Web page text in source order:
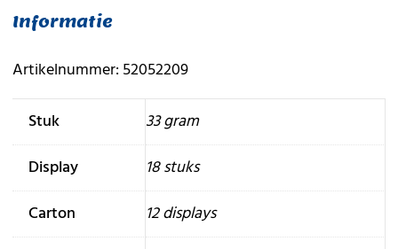
Informatie
Artikelnummer: 52052209
Stuk
33 gram
Display
18 stuks
Carton
12 displays